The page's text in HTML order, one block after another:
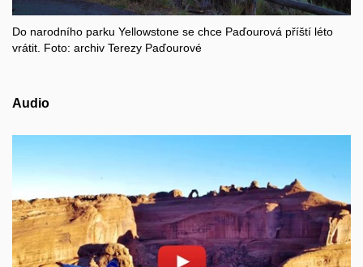
Do narodního parku Yellowstone se chce Paďourová příští léto
vrátit. Foto: archiv Terezy Paďourové
Audio
Povolit cookies a přehrát